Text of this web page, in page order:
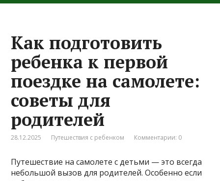
Как подготовить
ребенка к первой
поездке на самолете:
советы для
родителей
28.12.2025 Путешествия с ребенком Комментарии: 0
Путешествие на самолете с детьми — это всегда
небольшой вызов для родителей. Особенно если